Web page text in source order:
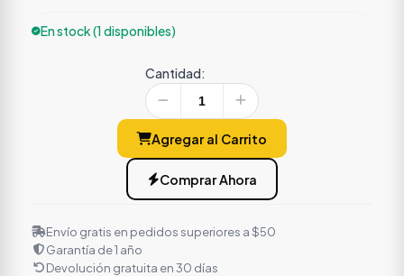
En stock (1 disponibles)
Cantidad:
Agregar al Carrito
Comprar Ahora
Envío gratis en pedidos superiores a $50
Garantía de 1 año
Devolución gratuita en 30 días